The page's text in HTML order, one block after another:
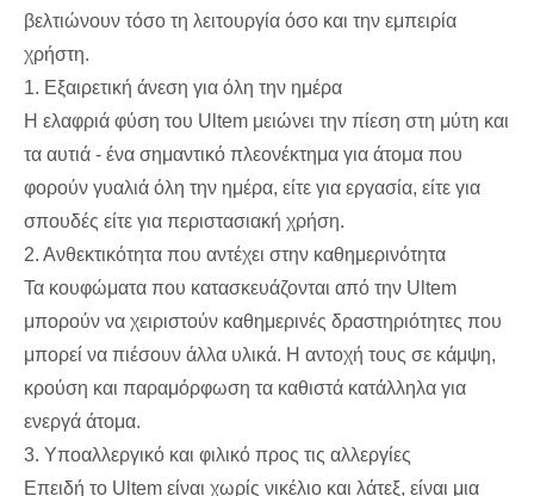
βελτιώνουν τόσο τη λειτουργία όσο και την εμπειρία
χρήστη.
1. Εξαιρετική άνεση για όλη την ημέρα
Η ελαφριά φύση του Ultem μειώνει την πίεση στη μύτη και
τα αυτιά - ένα σημαντικό πλεονέκτημα για άτομα που
φορούν γυαλιά όλη την ημέρα, είτε για εργασία, είτε για
σπουδές είτε για περιστασιακή χρήση.
2. Ανθεκτικότητα που αντέχει στην καθημερινότητα
Τα κουφώματα που κατασκευάζονται από την Ultem
μπορούν να χειριστούν καθημερινές δραστηριότητες που
μπορεί να πιέσουν άλλα υλικά. Η αντοχή τους σε κάμψη,
κρούση και παραμόρφωση τα καθιστά κατάλληλα για
ενεργά άτομα.
3. Υποαλλεργικό και φιλικό προς τις αλλεργίες
Επειδή το Ultem είναι χωρίς νικέλιο και λάτεξ, είναι μια